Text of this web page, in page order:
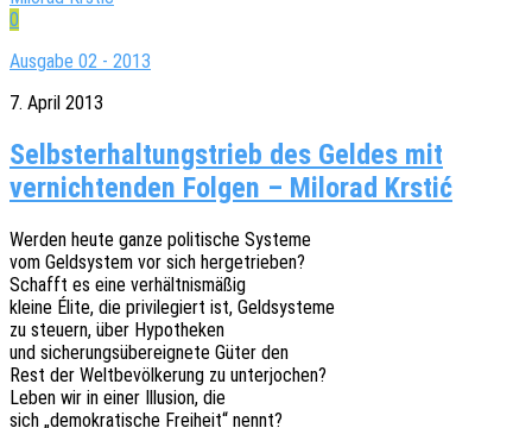
0
Ausgabe 02 - 2013
7. April 2013
Selbsterhaltungstrieb des Geldes mit
vernichtenden Folgen – Milorad Krstić
Werden heute ganze poli­ti­sche Systeme
vom Geld­sys­tem vor sich hergetrieben?
Schafft es eine verhältnismäßig
kleine Élite, die privi­le­giert ist, Geldsysteme
zu steu­ern, über Hypotheken
und siche­rungs­über­eig­ne­te Güter den
Rest der Welt­be­völ­ke­rung zu unterjochen?
Leben wir in einer Illu­si­on, die
sich „demo­kra­ti­sche Frei­heit“ nennt?